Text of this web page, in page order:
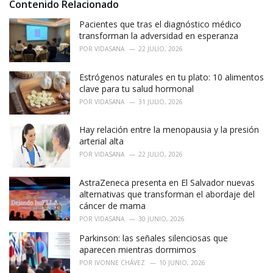
s
Contenido Relacionado
Pacientes que tras el diagnóstico médico
transforman la adversidad en esperanza
POR VIDASANA 22 JULIO, 2026
Estrógenos naturales en tu plato: 10 alimentos
clave para tu salud hormonal
POR VIDASANA 31 JULIO, 2026
Hay relación entre la menopausia y la presión
arterial alta
POR VIDASANA 22 JULIO, 2026
AstraZeneca presenta en El Salvador nuevas
alternativas que transforman el abordaje del
cáncer de mama
POR VIDASANA 30 JUNIO, 2026
Parkinson: las señales silenciosas que
aparecen mientras dormimos
POR IVONNE CHÁVEZ 10 JUNIO, 2026